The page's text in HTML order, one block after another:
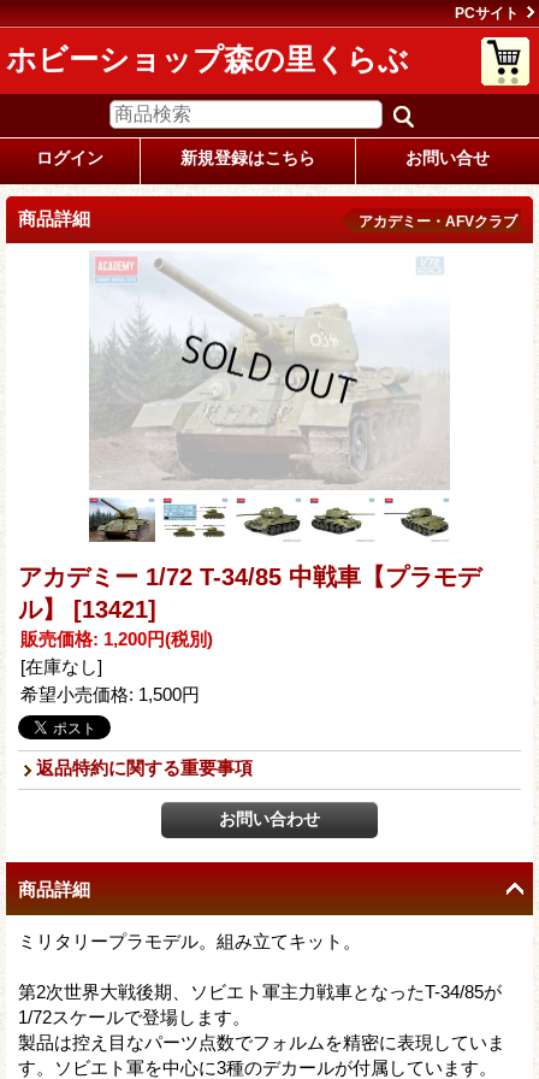
PCサイト
ホビーショップ森の里くらぶ
ログイン 新規登録はこちら お問い合せ
商品詳細 アカデミー・AFVクラブ
アカデミー 1/72 T-34/85 中戦車【プラモデ
ル】
[13421]
販売価格: 1,200円(税別)
[在庫なし]
希望小売価格: 1,500円
返品特約に関する重要事項
商品詳細
ミリタリープラモデル。組み立てキット。
第2次世界大戦後期、ソビエト軍主力戦車となったT-34/85が
1/72スケールで登場します。
製品は控え目なパーツ点数でフォルムを精密に表現していま
す。ソビエト軍を中心に3種のデカールが付属しています。